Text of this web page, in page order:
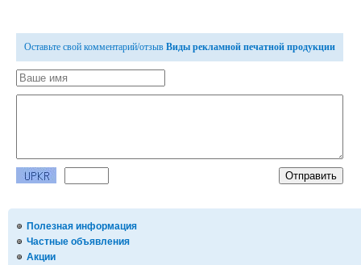
Полезная информация
Частные объявления
Акции
Оставьте свой комментарий/отзыв Виды рекламной печатной продукции